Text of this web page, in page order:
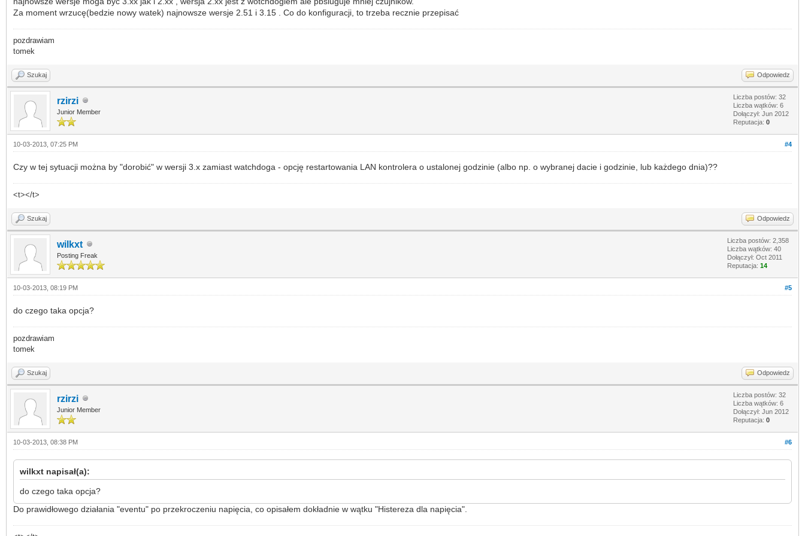
Za moment wrzucę(bedzie nowy watek) najnowsze wersje 2.51 i 3.15 . Co do konfiguracji, to trzeba recznie przepisać
pozdrawiam
tomek
Szukaj Odpowiedz
rzirzi
Junior Member
Liczba postów: 32
Liczba wątków: 6
Dołączył: Jun 2012
Reputacja: 0
#4
10-03-2013, 07:25 PM
Czy w tej sytuacji można by "dorobić" w wersji 3.x zamiast watchdoga - opcję restartowania LAN kontrolera o ustalonej godzinie (albo np. o wybranej dacie i godzinie, lub każdego dnia)??
<t></t>
Szukaj Odpowiedz
wilkxt
Posting Freak
Liczba postów: 2,358
Liczba wątków: 40
Dołączył: Oct 2011
Reputacja: 14
#5
10-03-2013, 08:19 PM
do czego taka opcja?
pozdrawiam
tomek
Szukaj Odpowiedz
rzirzi
Junior Member
Liczba postów: 32
Liczba wątków: 6
Dołączył: Jun 2012
Reputacja: 0
#6
10-03-2013, 08:38 PM
wilkxt napisał(a):
do czego taka opcja?
Do prawidłowego działania "eventu" po przekroczeniu napięcia, co opisałem dokładnie w wątku "Histereza dla napięcia".